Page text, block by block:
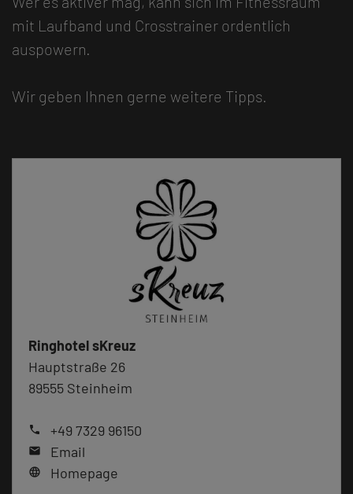
mit Laufband und Crosstrainer ordentlich
auspowern.
Wir geben Ihnen gerne weitere Tipps.
Ringhotel sKreuz
Hauptstraße 26
89555 Steinheim
phone +49 7329 96150
mail Email
language Homepage